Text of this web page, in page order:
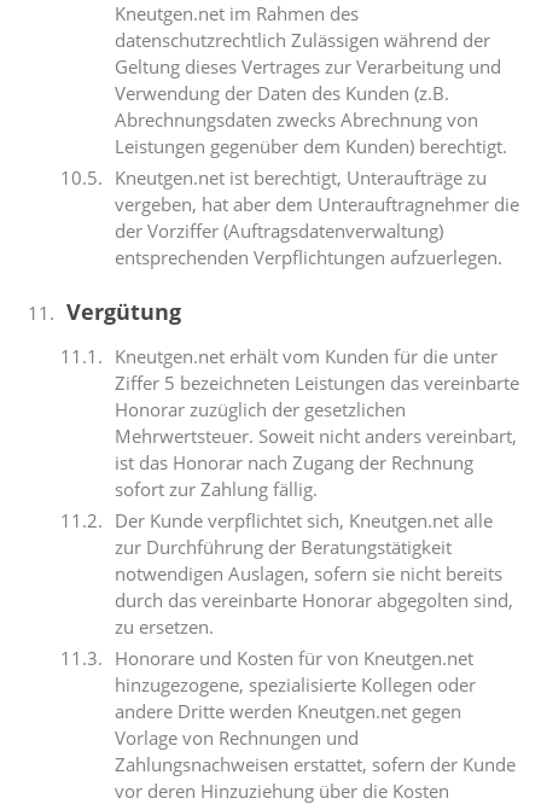
Kneutgen.net im Rahmen des
datenschutzrechtlich Zulässigen während der
Geltung dieses Vertrages zur Verarbeitung und
Verwendung der Daten des Kunden (z.B.
Abrechnungsdaten zwecks Abrechnung von
Leistungen gegenüber dem Kunden) berechtigt.
Kneutgen.net ist berechtigt, Unteraufträge zu
vergeben, hat aber dem Unterauftragnehmer die
der Vorziffer (Auftragsdatenverwaltung)
entsprechenden Verpflichtungen aufzuerlegen.
Vergütung
Kneutgen.net erhält vom Kunden für die unter
Ziffer 5 bezeichneten Leistungen das vereinbarte
Honorar zuzüglich der gesetzlichen
Mehrwertsteuer. Soweit nicht anders vereinbart,
ist das Honorar nach Zugang der Rechnung
sofort zur Zahlung fällig.
Der Kunde verpflichtet sich, Kneutgen.net alle
zur Durchführung der Beratungstätigkeit
notwendigen Auslagen, sofern sie nicht bereits
durch das vereinbarte Honorar abgegolten sind,
zu ersetzen.
Honorare und Kosten für von Kneutgen.net
hinzugezogene, spezialisierte Kollegen oder
andere Dritte werden Kneutgen.net gegen
Vorlage von Rechnungen und
Zahlungsnachweisen erstattet, sofern der Kunde
vor deren Hinzuziehung über die Kosten